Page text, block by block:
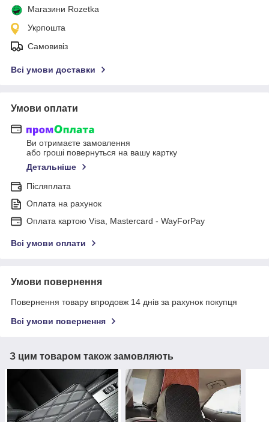
Магазини Rozetka
Укрпошта
Самовивіз
Всі умови доставки
Умови оплати
Ви отримаєте замовлення
або гроші повернуться на вашу картку
Детальніше
Післяплата
Оплата на рахунок
Оплата картою Visa, Mastercard - WayForPay
Всі умови оплати
Умови повернення
Повернення товару впродовж 14 днів за рахунок покупця
Всі умови повернення
З цим товаром також замовляють